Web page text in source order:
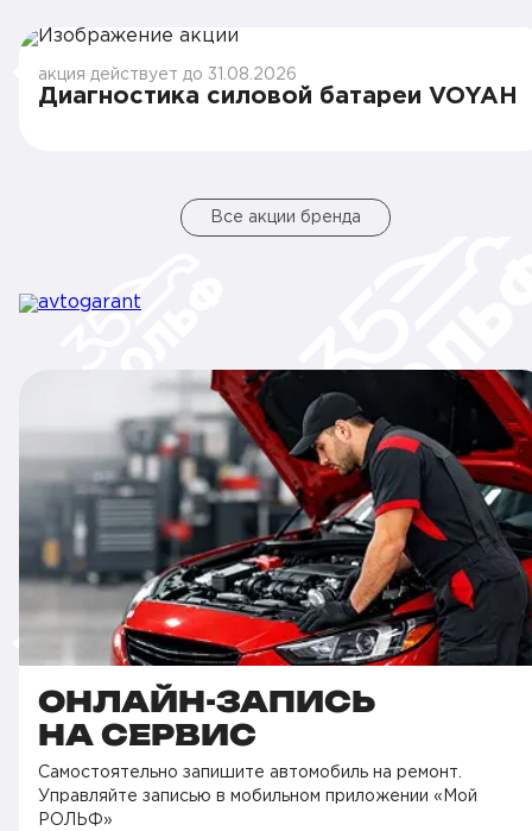
акция действует до 31.08.2026
Диагностика силовой батареи VOYAH
Все акции бренда
ОНЛАЙН-ЗАПИСЬ
НА СЕРВИС
Самостоятельно запишите автомобиль на ремонт.
Управляйте записью в мобильном приложении «Мой
РОЛЬФ»